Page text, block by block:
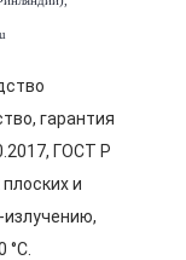
гарантия
ГОСТ Р
и